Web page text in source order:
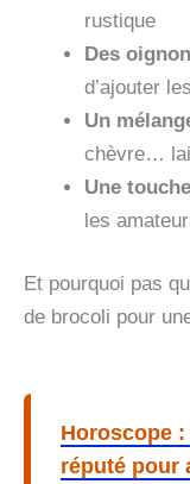
rustique
Des
d’ajouter
Un
chèvre…
Une
les
Et pourquoi pas
de brocoli pour
Horoscope
réputé pour